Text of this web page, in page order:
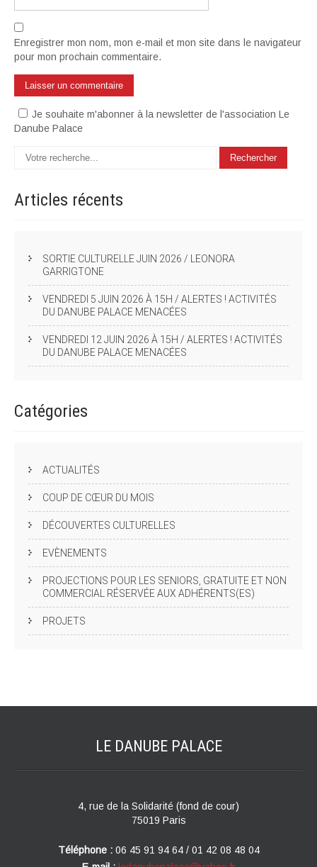
Enregistrer mon nom, mon e-mail et mon site dans le navigateur
pour mon prochain commentaire.
Je souhaite m'abonner à la newsletter de l'association Le
Danube Palace
Articles récents
SORTIE CULTURELLE JUIN 2026 / LEONORA
GARRIGTONE
VENDREDI 5 JUIN 2026 À 15H / ALERTES ! ACTIVITÉS
DU DANUBE PALACE MENACÉES
VENDREDI 12 JUIN 2026 À 15H / ALERTES ! ACTIVITÉS
DU DANUBE PALACE MENACÉES
Catégories
ACTUALITÉS
COUP DE CŒUR DU MOIS
DÉCOUVERTES CULTURELLES
EVÈNEMENTS
PROJECTIONS POUR LES SENIORS, GRATUITE ET NON
COMMERCIAL RÉSERVÉE AUX ADHÉRENTS(ES)
PROJETS
LE DANUBE PALACE
4, rue de la Solidarité (fond de cour)
75019 Paris
Téléphone : 06 45 91 94 64 / 01 42 08 48 04